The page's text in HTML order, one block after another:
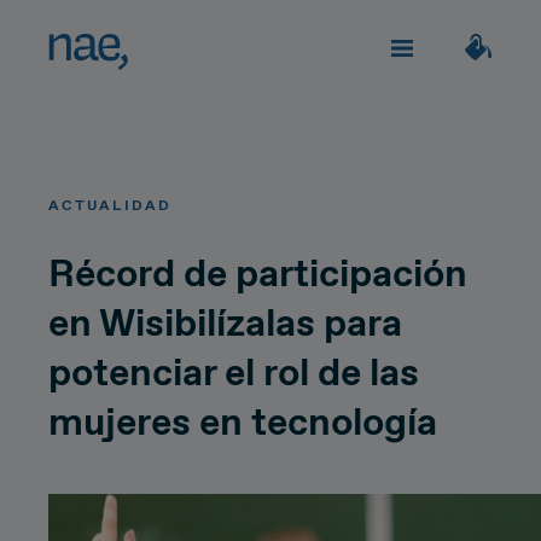
Network Strategy
Network Deployment
Hiperconnectivity
Impacto social
Únete
¿Hablamos?
Decidida Perfeccionista
Alegre Clásica
ACTUALIDAD
Récord de participación
en Wisibilízalas para
potenciar el rol de las
mujeres en tecnología